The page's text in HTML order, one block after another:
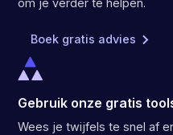
om je verder te helpen.
Boek gratis advies
Gebruik onze gratis
Wees je twijfels te snel af